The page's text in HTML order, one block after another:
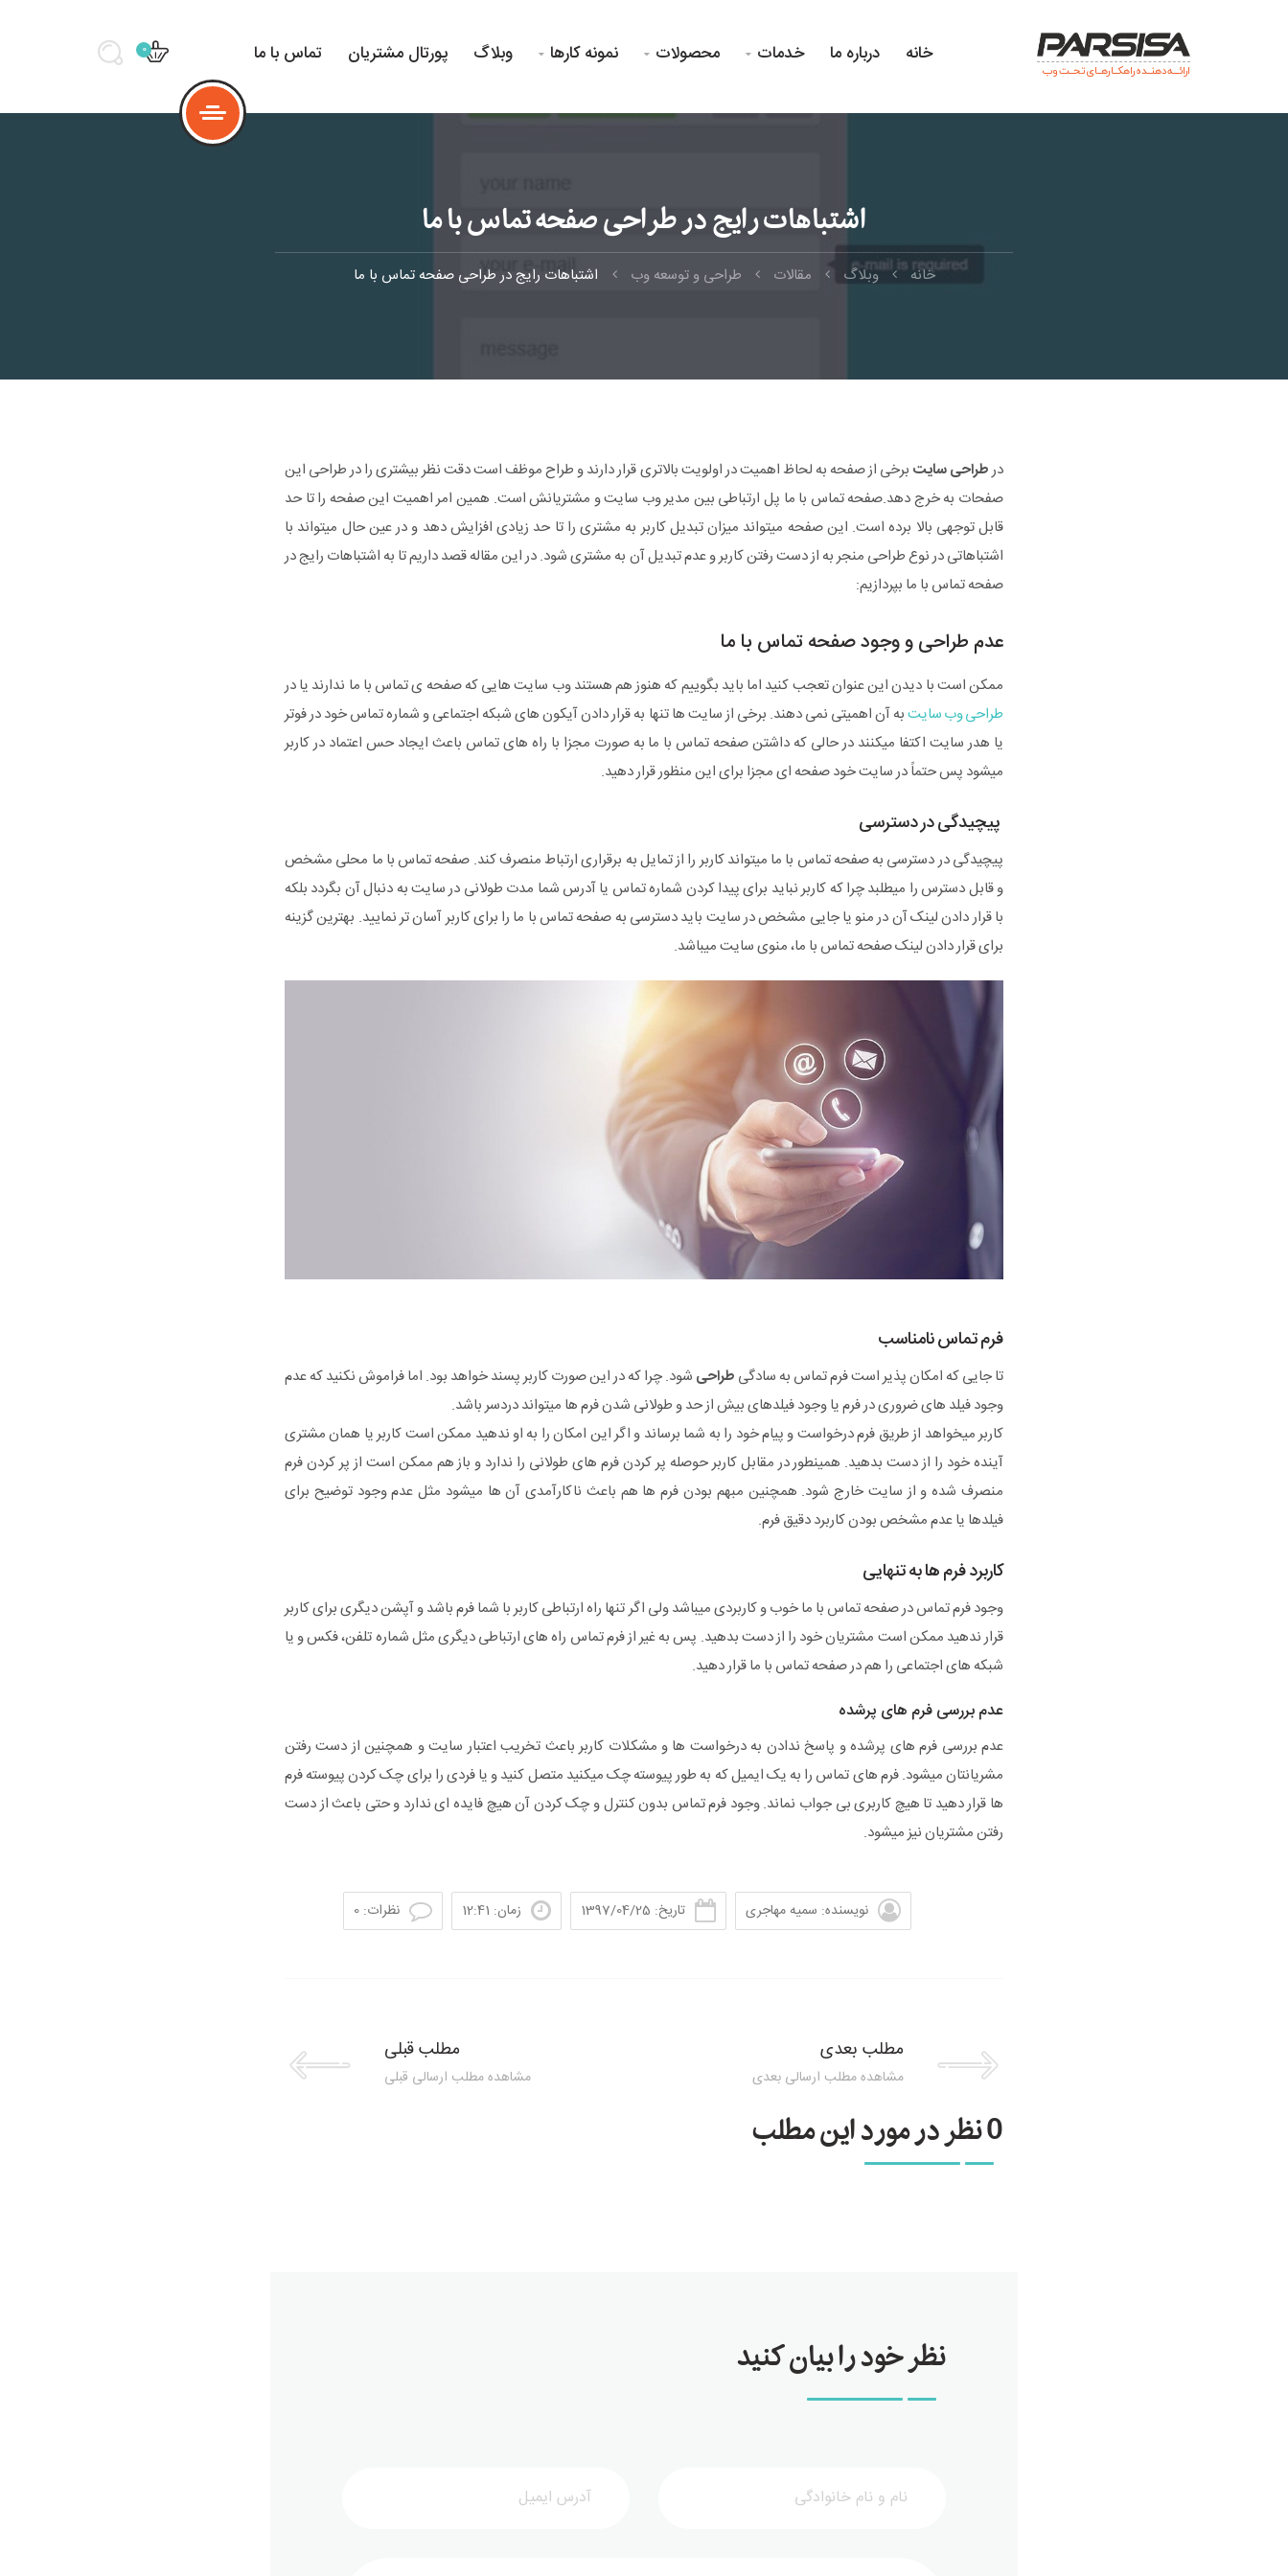
ارائـــه دهنــده راهکــارهــای تحــت وب
خانه درباره ما خدمات  محصولات  نمونه کارها  وبلاگ پورتال مشتریان تماس با ما 0
اشتباهات رایج در طراحی صفحه تماس با ما
خانه وبلاگ مقالات طراحی و توسعه وب اشتباهات رایج در طراحی صفحه تماس با ما
درطراحی سایت برخی از صفحه به لحاظ اهمیت در اولویت بالاتری قرار دارند و طراح موظف است دقت نظر بیشتری را در طراحی این
صفحات به خرج دهد.صفحه تماس با ما پل ارتباطی بین مدیر وب سایت و مشتریانش است. همین امر اهمیت این صفحه را تا حد
قابل توجهی بالا برده است. این صفحه میتواند میزان تبدیل کاربر به مشتری را تا حد زیادی افزایش دهد و در عین حال میتواند با
اشتباهاتی در نوع طراحی منجر به از دست رفتن کاربر و عدم تبدیل آن به مشتری شود. در این مقاله قصد داریم تا به اشتباهات رایج در
صفحه تماس با ما بپردازیم:
عدم طراحی و وجود صفحه تماس با ما
ممکن است با دیدن این عنوان تعجب کنید اما باید بگوییم که هنوز هم هستند وب سایت هایی که صفحه ی تماس با ما ندارند یا در
طراحی وب سایتبه آن اهمیتی نمی دهند. برخی از سایت ها تنها به قرار دادن آیکون های شبکه اجتماعی و شماره تماس خود در فوتر
یا هدر سایت اکتفا میکنند در حالی که داشتن صفحه تماس با ما به صورت مجزا با راه های تماس باعث ایجاد حس اعتماد در کاربر
میشود پس حتماً در سایت خود صفحه ای مجزا برای این منظور قرار دهید.
پیچیدگی در دسترسی
پیچیدگی در دسترسی به صفحه تماس با ما میتواند کاربر را از تمایل به برقراری ارتباط منصرف کند. صفحه تماس با ما محلی مشخص
و قابل دسترس را میطلبد چرا که کاربر نباید برای پیدا کردن شماره تماس یا آدرس شما مدت طولانی در سایت به دنبال آن بگردد بلکه
با قرار دادن لینک آن در منو یا جایی مشخص در سایت باید دسترسی به صفحه تماس با ما را برای کاربر آسان تر نمایید. بهترین گزینه
برای قرار دادن لینک صفحه تماس با ما، منوی سایت میباشد.
فرم تماس نامناسب
تا جایی که امکان پذیر است فرم تماس به سادگی طراحی شود. چرا که در این صورت کاربر پسند خواهد بود. اما فراموش نکنید که عدم
وجود فیلد های ضروری در فرم یا وجود فیلدهای بیش از حد و طولانی شدن فرم ها میتواند دردسر باشد.
کاربر میخواهد از طریق فرم درخواست و پیام خود را به شما برساند و اگر این امکان را به او ندهید ممکن است کاربر یا همان مشتری
آینده خود را از دست بدهید. همینطور در مقابل کاربر حوصله پر کردن فرم های طولانی را ندارد و باز هم ممکن است از پر کردن فرم
منصرف شده و از سایت خارج شود. همچنین مبهم بودن فرم ها هم باعث ناکارآمدی آن ها میشود مثل عدم وجود توضیح برای
فیلدها یا عدم مشخص بودن کاربرد دقیق فرم.
کاربرد فرم ها به تنهایی
وجود فرم تماس در صفحه تماس با ما خوب و کاربردی میباشد ولی اگر تنها راه ارتباطی کاربر با شما فرم باشد و آپشن دیگری برای کاربر
قرار ندهید ممکن است مشتریان خود را از دست بدهید. پس به غیر از فرم تماس راه های ارتباطی دیگری مثل شماره تلفن، فکس و یا
شبکه های اجتماعی را هم در صفحه تماس با ما قرار دهید.
عدم بررسی فرم های پرشده
عدم بررسی فرم های پرشده و پاسخ ندادن به درخواست ها و مشکلات کاربر باعث تخریب اعتبار سایت و همچنین از دست رفتن
مشریانتان میشود. فرم های تماس را به یک ایمیل که به طور پیوسته چک میکنید متصل کنید و یا فردی را برای چک کردن پیوسته فرم
ها قرار دهید تا هیچ کاربری بی جواب نماند. وجود فرم تماس بدون کنترل و چک کردن آن هیچ فایده ای ندارد و حتی باعث از دست
رفتن مشتریان نیز میشود.
نویسنده: سمیه مهاجری تاریخ: 1397/04/25 زمان: 12:41 نظرات: 0
مطلب قبلی
مشاهده مطلب ارسالی قبلی
مطلب بعدی
مشاهده مطلب ارسالی بعدی
0 نظر در مورد این مطلب
نظر خود را بیان کنید